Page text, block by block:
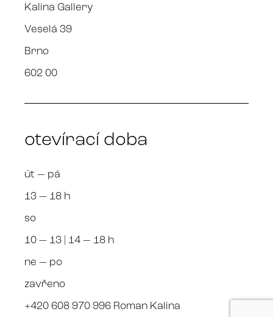
Kalina Gallery
Veselá 39
Brno
602 00
otevírací doba
út — pá
13 — 18 h
so
10 — 13 | 14 — 18 h
ne — po
zavřeno
+420 608 970 996 Roman Kalina